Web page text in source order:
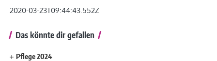
2020-03-23T09:44:43.552Z
Das könnte dir gefallen
Pflege 2024